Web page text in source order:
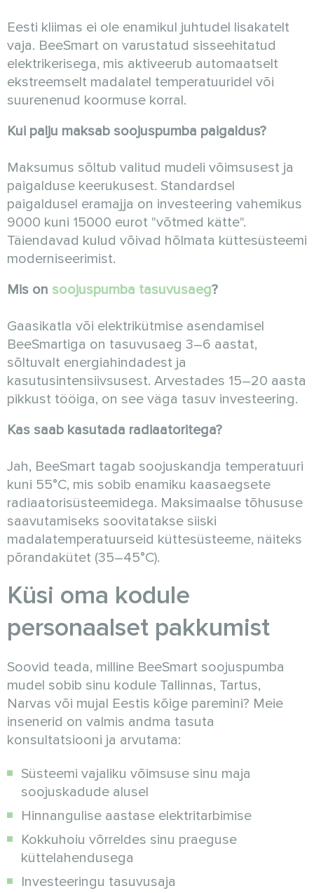
Eesti kliimas ei ole enamikul juhtudel lisakatelt
vaja. BeeSmart on varustatud sisseehitatud
elektrikerisega, mis aktiveerub automaatselt
ekstreemselt madalatel temperatuuridel või
suurenenud koormuse korral.
Kui palju maksab soojuspumba paigaldus?
Maksumus sõltub valitud mudeli võimsusest ja
paigalduse keerukusest. Standardsel
paigaldusel eramajja on investeering vahemikus
9000 kuni 15000 eurot "võtmed kätte".
Täiendavad kulud võivad hõlmata küttesüsteemi
moderniseerimist.
Mis on soojuspumba tasuvusaeg?
Gaasikatla või elektrikütmise asendamisel
BeeSmartiga on tasuvusaeg 3–6 aastat,
sõltuvalt energiahindadest ja
kasutusintensiivsusest. Arvestades 15–20 aasta
pikkust tööiga, on see väga tasuv investeering.
Kas saab kasutada radiaatoritega?
Jah, BeeSmart tagab soojuskandja temperatuuri
kuni 55°C, mis sobib enamiku kaasaegsete
radiaatorisüsteemidega. Maksimaalse tõhususe
saavutamiseks soovitatakse siiski
madalatemperatuurseid küttesüsteeme, näiteks
põrandakütet (35–45°C).
Küsi oma kodule
personaalset pakkumist
Soovid teada, milline BeeSmart soojuspumba
mudel sobib sinu kodule Tallinnas, Tartus,
Narvas või mujal Eestis kõige paremini? Meie
insenerid on valmis andma tasuta
konsultatsiooni ja arvutama:
Süsteemi vajaliku võimsuse sinu maja
soojuskadude alusel
Hinnangulise aastase elektritarbimise
Kokkuhoiu võrreldes sinu praeguse
küttelahendusega
Investeeringu tasuvusaja